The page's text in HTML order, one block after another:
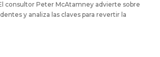
consultor Peter McAtamney advierte sobre
y analiza las claves para revertir la